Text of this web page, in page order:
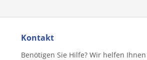
Kontakt
Benötigen Sie Hilfe? Wir helfen